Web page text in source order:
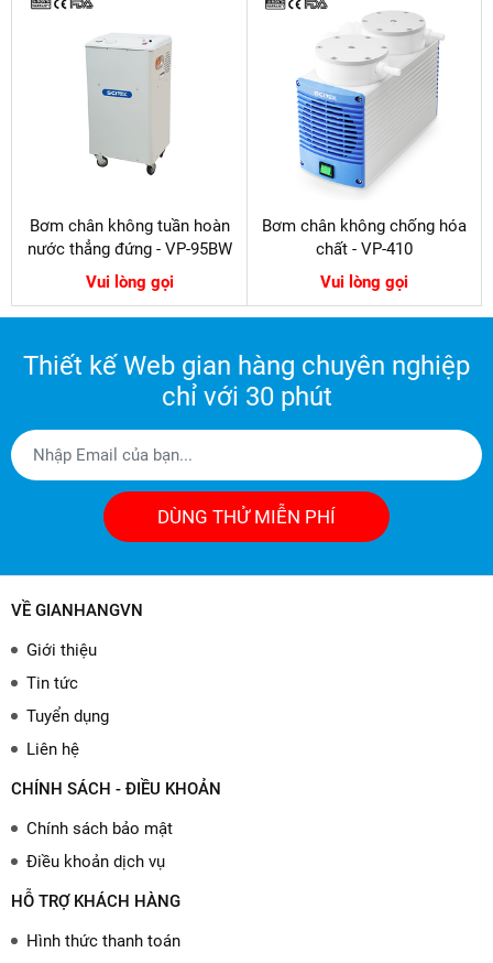
Bơm chân không tuần hoàn
nước thẳng đứng - VP-95BW
Vui lòng gọi
Bơm chân không chống hóa
chất - VP-410
Vui lòng gọi
Thiết kế Web gian hàng chuyên nghiệp
chỉ với 30 phút
DÙNG THỬ MIỄN PHÍ
VỀ GIANHANGVN
Giới thiệu
Tin tức
Tuyển dụng
Liên hệ
CHÍNH SÁCH - ĐIỀU KHOẢN
Chính sách bảo mật
Điều khoản dịch vụ
HỖ TRỢ KHÁCH HÀNG
Hình thức thanh toán